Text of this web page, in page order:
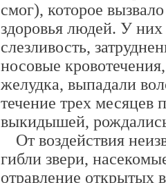
смог), которое
здоровья людей. У
слезливость,
носовые
желудка, выпадали
течение трех месяцев
выкидышей,
От воздействия
гибли звери,
отравление открытых